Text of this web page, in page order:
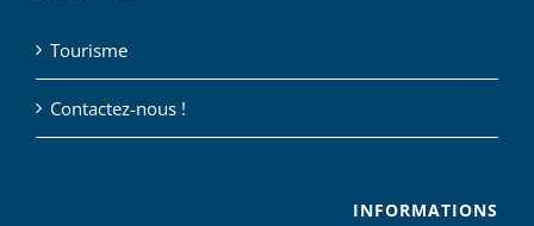
Tourisme
Contactez-nous !
INFORMATIONS